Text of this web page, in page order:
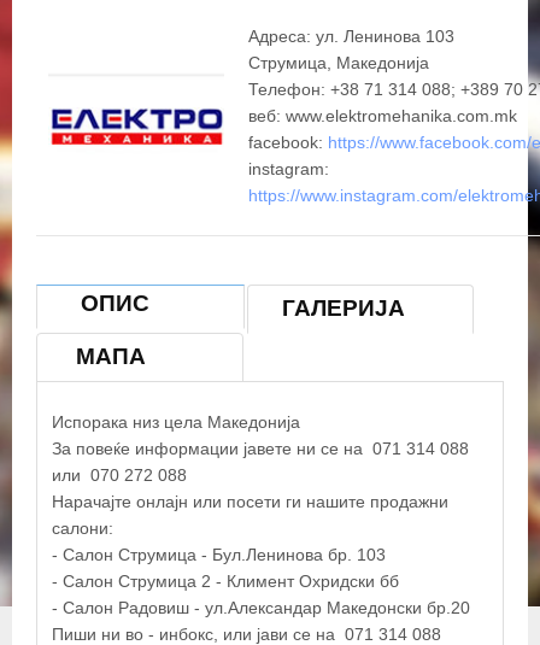
Адреса: ул. Ленинова 103
Струмица, Македонија
Телефон: +38 71 314 088; +389 70
веб: www.elektromehanika.com.mk
facebook: https://www.facebook.com/
instagram:
https://www.instagram.com/
ОПИС
ГАЛЕРИЈА
МАПА
Испорака низ цела Македонија
За повеќе информации јавете ни се на 071 314 088
или 070 272 088
Нарачајте онлајн или посети ги нашите продажни
салони:
- Салон Струмица - Бул.Ленинова бр. 103
- Салон Струмица 2 - Климент Охридски бб
- Салон Радовиш - ул.Александар Македонски бр.20
Пиши ни во - инбокс, или jави се на 071 314 088
ЕЛЕКТРОМЕХАНИКА ДООЕЛ
© OpenStreetMap contributors